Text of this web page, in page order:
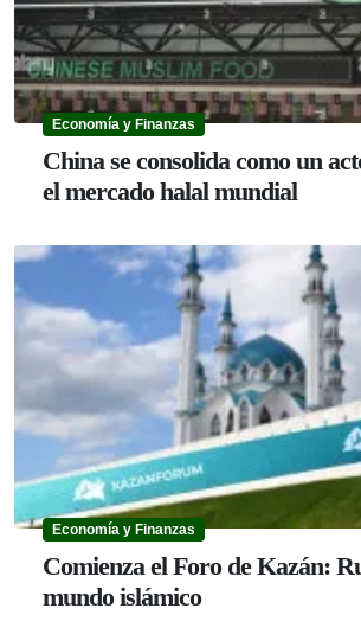
Economía y Finanzas
China se consolida como un
el mercado halal mundial
Economía y Finanzas
Comienza el Foro de Kazán:
mundo islámico